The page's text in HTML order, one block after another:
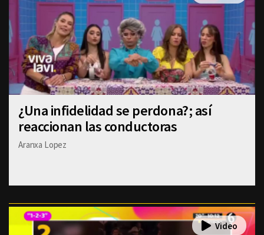
¿Una infidelidad se perdona?; así
reaccionan las conductoras
Aranxa Lopez